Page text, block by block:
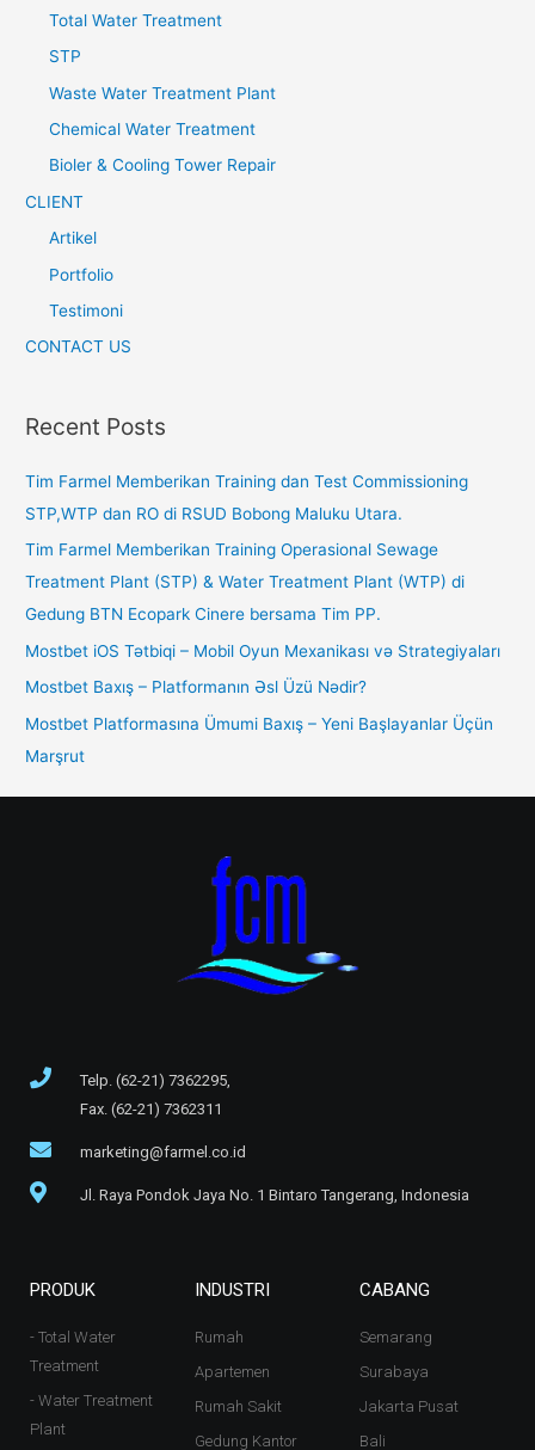
Total Water Treatment
STP
Waste Water Treatment Plant
Chemical Water Treatment
Bioler & Cooling Tower Repair
CLIENT
Artikel
Portfolio
Testimoni
CONTACT US
Recent Posts
Tim Farmel Memberikan Training dan Test Commissioning
STP,WTP dan RO di RSUD Bobong Maluku Utara.
Tim Farmel Memberikan Training Operasional Sewage
Treatment Plant (STP) & Water Treatment Plant (WTP) di
Gedung BTN Ecopark Cinere bersama Tim PP.
Mostbet iOS Tətbiqi – Mobil Oyun Mexanikası və Strategiyaları
Mostbet Baxış – Platformanın Əsl Üzü Nədir?
Mostbet Platformasına Ümumi Baxış – Yeni Başlayanlar Üçün
Marşrut
Telp. (62-21) 7362295,
Fax. (62-21) 7362311
marketing@farmel.co.id
Jl. Raya Pondok Jaya No. 1 Bintaro Tangerang, Indonesia
PRODUK
- Total Water
Treatment
- Water Treatment
Plant
INDUSTRI
Rumah
Apartemen
Rumah Sakit
Gedung Kantor
CABANG
Semarang
Surabaya
Jakarta Pusat
Bali